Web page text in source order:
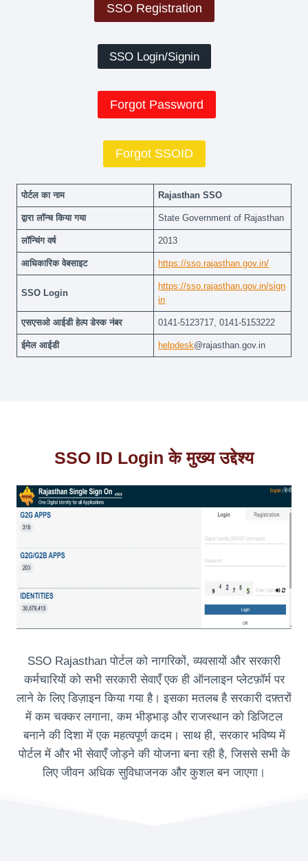
SSO Registration
SSO Login/Signin
Forgot Password
Forgot SSOID
पोर्टल का नाम Rajasthan SSO
द्वारा लॉन्च किया गया State Government of Rajasthan
लॉन्चिंग वर्ष 2013
आधिकारिक वेबसाइट https://sso.rajasthan.gov.in/
SSO Login
https://sso.rajasthan.gov.in/sign
in
एसएसओ आईडी हेल्प डेस्क नंबर 0141-5123717, 0141-5153222
ईमेल आईडी helpdesk@rajasthan.gov.in
SSO ID Login के मुख्य उद्देश्य
SSO Rajasthan पोर्टल को नागरिकों, व्यवसायों और सरकारी
कर्मचारियों को सभी सरकारी सेवाएँ एक ही ऑनलाइन प्लेटफ़ॉर्म पर
लाने के लिए डिज़ाइन किया गया है। इसका मतलब है सरकारी दफ़्तरों
में कम चक्कर लगाना, कम भीड़भाड़ और राजस्थान को डिजिटल
बनाने की दिशा में एक महत्वपूर्ण कदम। साथ ही, सरकार भविष्य में
पोर्टल में और भी सेवाएँ जोड़ने की योजना बना रही है, जिससे सभी के
लिए जीवन अधिक सुविधाजनक और कुशल बन जाएगा।